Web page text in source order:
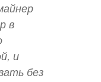
в
и
без